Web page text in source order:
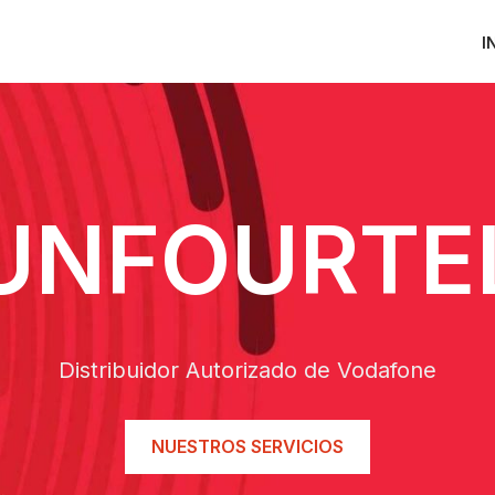
Distribuidor Autorizado de Vodafone
NUESTROS SERVICIOS